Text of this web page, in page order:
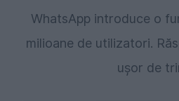
WhatsApp introduce o
milioane de utilizatori.
ușor de